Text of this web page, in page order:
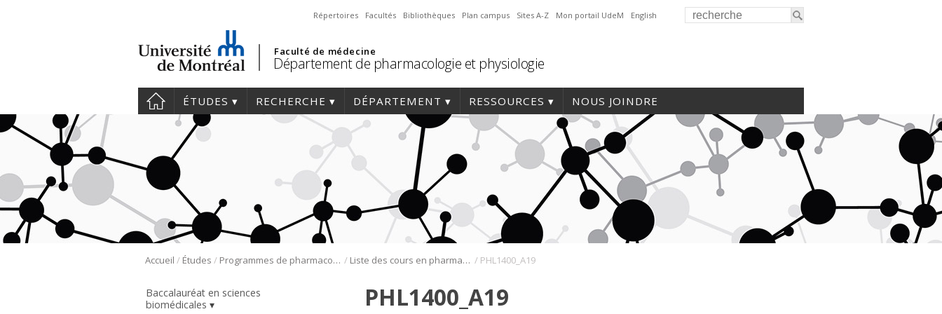
Répertoires Facultés Bibliothèques Plan campus Sites A-Z Mon portail UdeM English
Faculté de médecine
Département de pharmacologie et physiologie
ÉTUDES RECHERCHE DÉPARTEMENT RESSOURCES NOUS JOINDRE
Accueil / Études / Programmes de pharmacologie / Liste des cours en pharmacologie / PHL1400_A19
Baccalauréat en sciences
biomédicales
PHL1400_A19